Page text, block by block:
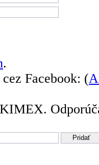
.
Facebook: (